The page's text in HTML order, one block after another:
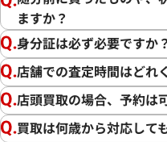
ますか？
身分証は必ず必要ですか？
店舗での査定時間はどれ
店頭買取の場合、予約は
買取は何歳から対応して